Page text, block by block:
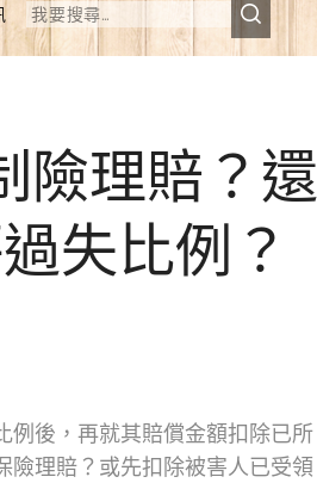
險理賠？還
失比例？
例後，再就其賠償金額扣除已所
險理賠？或先扣除被害人已受領